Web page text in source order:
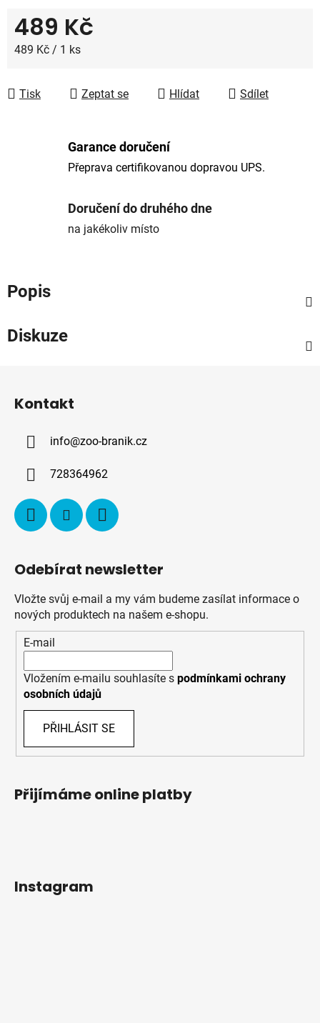
489 Kč
Měrná cena:
489 Kč / 1 ks
Tisk Zeptat se Hlídat Sdílet
Garance doručení
Přeprava certifikovanou dopravou UPS.
Doručení do druhého dne
na jakékoliv místo
Popis
Diskuze
Kontakt
info@zoo-branik.cz
728364962
Odebírat newsletter
Vložte svůj e-mail a my vám budeme zasílat informace o
nových produktech na našem e-shopu.
E-mail
Vložením e-mailu souhlasíte s podmínkami ochrany
osobních údajů
PŘIHLÁSIT SE
Přijímáme online platby
Instagram